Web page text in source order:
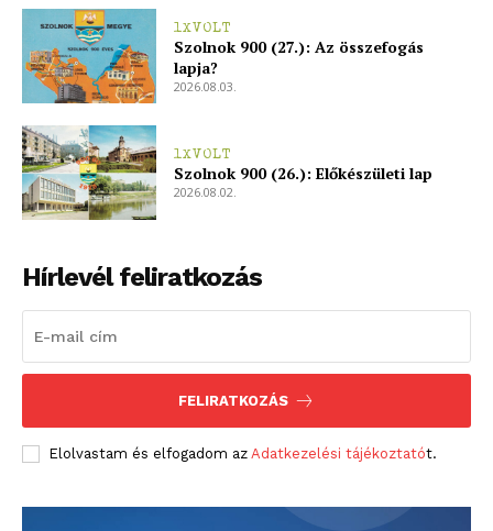
1XVOLT
Szolnok 900 (27.): Az összefogás
lapja?
2026.08.03.
1XVOLT
Szolnok 900 (26.): Előkészületi lap
2026.08.02.
Hírlevél feliratkozás
FELIRATKOZÁS
Elolvastam és elfogadom az Adatkezelési tájékoztatót.